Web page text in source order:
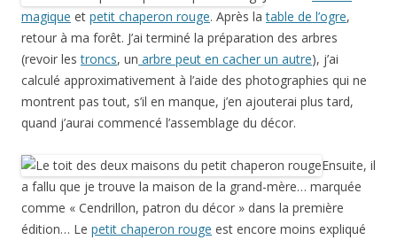
magique et petit chaperon rouge. Après latable de l’ogre,
retour à ma forêt. J’ai terminé la préparation des arbres
(revoir lestroncs, un arbre peut en cacher un autre), j’ai
calculé approximativement à l’aide des photographies qui ne
montrent pas tout, s’il en manque, j’en ajouterai plus tard,
quand j’aurai commencé l’assemblage du décor.
Ensuite, il
a fallu que je trouve la maison de la grand-mère… marquée
comme « Cendrillon, patron du décor » dans la première
édition… Le petit chaperon rouge est encore moins expliqué